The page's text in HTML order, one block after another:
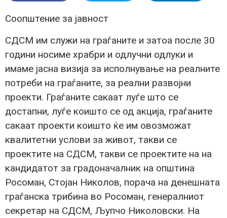
Соопштение за јавност
СДСМ им служи на граѓаните и затоа после 30
години носиме храбри и одлучни одлуки и
имаме јасна визија за исполнување на реалните
потреби на граѓаните, за реални развојни
проекти. Граѓаните сакаат луѓе што се
достапни, луѓе коишто се од акција, граѓаните
сакаат проекти коишто ќе им овозможат
квалитетни услови за живот, такви се
проектите на СДСМ, такви се проектите на на
кандидатот за градоначалник на општина
Росоман, Стојан Николов, порача на денешната
граѓанска трибина во Росоман, генералниот
секретар на СДСМ, Љупчо Николовски. На